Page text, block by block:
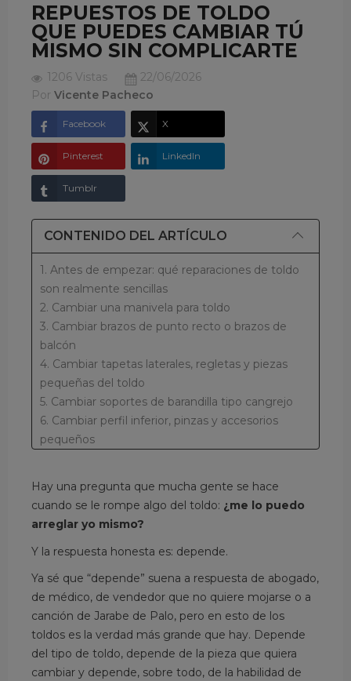
REPUESTOS DE TOLDO
QUE PUEDES CAMBIAR TÚ
MISMO SIN COMPLICARTE
1206 Vistas
22/06/2026
Por Vicente Pacheco
Facebook X
Pinterest LinkedIn
Tumblr
CONTENIDO DEL ARTÍCULO
1. Antes de empezar: qué reparaciones de toldo
son realmente sencillas
2. Cambiar una manivela para toldo
3. Cambiar brazos de punto recto o brazos de
balcón
4. Cambiar tapetas laterales, regletas y piezas
pequeñas del toldo
5. Cambiar soportes de barandilla tipo cangrejo
6. Cambiar perfil inferior, pinzas y accesorios
pequeños
8. Preguntas frecuentes sobre la reparación de
un toldo en casa
8.1. ¿Qué pieza de un toldo es más fácil de
cambiar?
8.2. ¿Puedo cambiar yo mismo un brazo de
punto recto?
8.3. ¿Cuándo no debería reparar un toldo por
mi cuenta?
8.4. ¿Qué debo comprobar antes de comprar
un repuesto para toldo?
Hay una pregunta que mucha gente se hace
cuando se le rompe algo del toldo: ¿me lo puedo
arreglar yo mismo?
Y la respuesta honesta es: depende.
Ya sé que “depende” suena a respuesta de abogado,
de médico, de vendedor que no quiere mojarse o a
canción de Jarabe de Palo, pero en esto de los
toldos es la verdad más grande que hay. Depende
del tipo de toldo, depende de la pieza que quiera
cambiar y depende, sobre todo, de la habilidad de